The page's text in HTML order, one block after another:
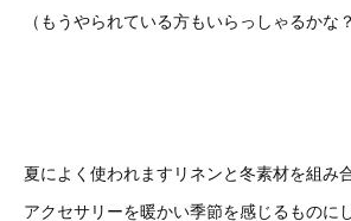
（もうやられている方もいらっしゃるかな？
夏によく使われますリネンと冬素材を組み
アクセサリーを暖かい季節を感じるものに